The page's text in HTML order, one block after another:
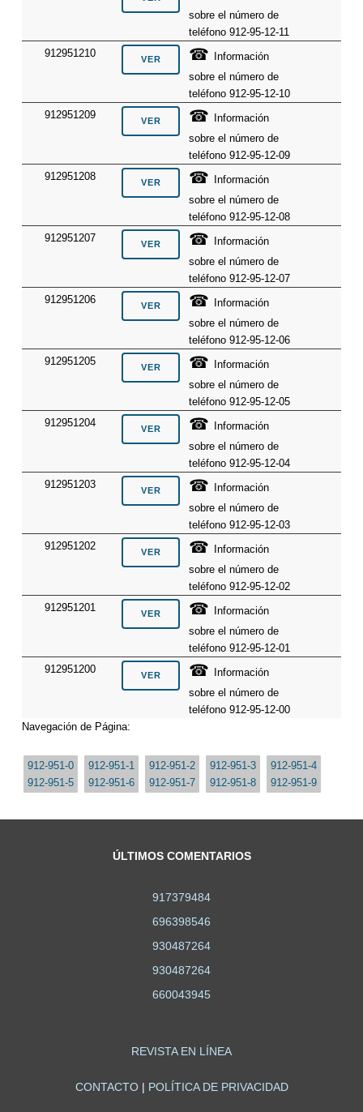
sobre el número de
teléfono 912-95-12-11
912951210
☎
Información
sobre el número de
teléfono 912-95-12-10
912951209
☎
Información
sobre el número de
teléfono 912-95-12-09
912951208
☎
Información
sobre el número de
teléfono 912-95-12-08
912951207
☎
Información
sobre el número de
teléfono 912-95-12-07
912951206
☎
Información
sobre el número de
teléfono 912-95-12-06
912951205
☎
Información
sobre el número de
teléfono 912-95-12-05
912951204
☎
Información
sobre el número de
teléfono 912-95-12-04
912951203
☎
Información
sobre el número de
teléfono 912-95-12-03
912951202
☎
Información
sobre el número de
teléfono 912-95-12-02
912951201
☎
Información
sobre el número de
teléfono 912-95-12-01
912951200
☎
Información
sobre el número de
teléfono 912-95-12-00
Navegación de Página:
912-951-0 912-951-1 912-951-2 912-951-3
912-951-4
912-951-5
912-951-6 912-951-7 912-951-8 912-951-9
ÚLTIMOS COMENTARIOS
917379484
696398546
930487264
930487264
660043945
REVISTA EN LÍNEA
CONTACTO| POLÍTICA DE PRIVACIDAD